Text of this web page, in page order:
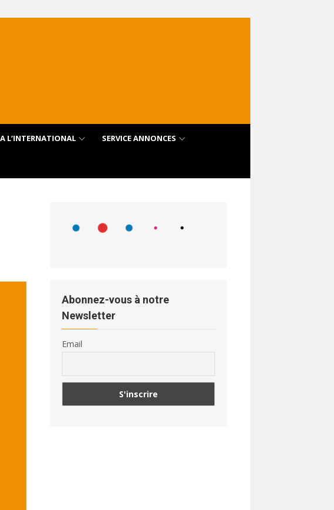
L’INTERNATIONAL SERVICE ANNONCES
Abonnez-vous à notre
Newsletter
Email